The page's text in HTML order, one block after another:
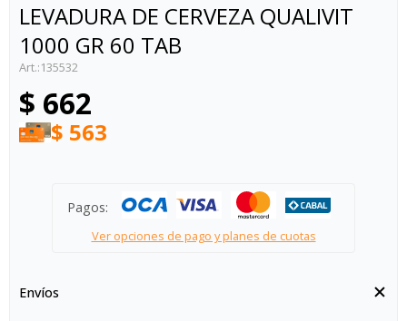
LEVADURA DE CERVEZA QUALIVIT
1000 GR 60 TAB
135532
$ 662
$ 563
Pagos:
Ver opciones de pago y planes de cuotas
Envíos